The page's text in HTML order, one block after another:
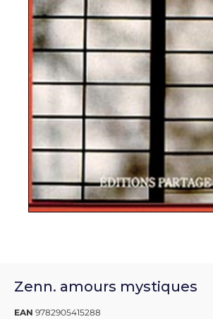
Zenn. amours mystiques
EAN 9782905415288